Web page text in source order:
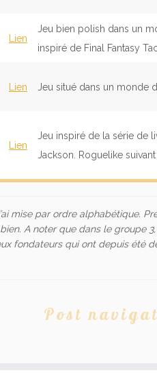
Lien
Jeu bien polish dans un
inspiré de Final Fantasy
Lien Jeu situé dans un monde
Lien
Jeu inspiré de la série de
Jackson. Roguelike
mise par ordre alphabétique.
A noter que dans le groupe
fondateurs qui ont depuis été
Post